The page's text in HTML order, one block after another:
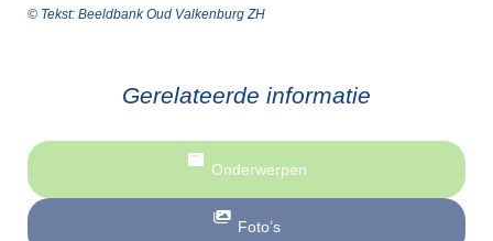
© Tekst: Beeldbank Oud Valkenburg ZH
Gerelateerde informatie
Onderwerpen
Foto’s